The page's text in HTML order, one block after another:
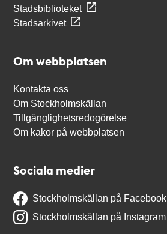
Stadsbiblioteket
Stadsarkivet
Om webbplatsen
Kontakta oss
Om Stockholmskällan
Tillgänglighetsredogörelse
Om kakor på webbplatsen
Sociala medier
Stockholmskällan på Facebook
Stockholmskällan på Instagram